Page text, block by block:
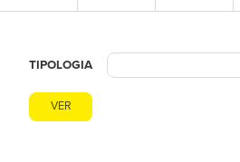
TIPOLOGIA
VER